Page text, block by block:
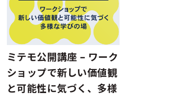
ミテモ公開講座 – ワーク
ショップで新しい価値観
と可能性に気づく、多様